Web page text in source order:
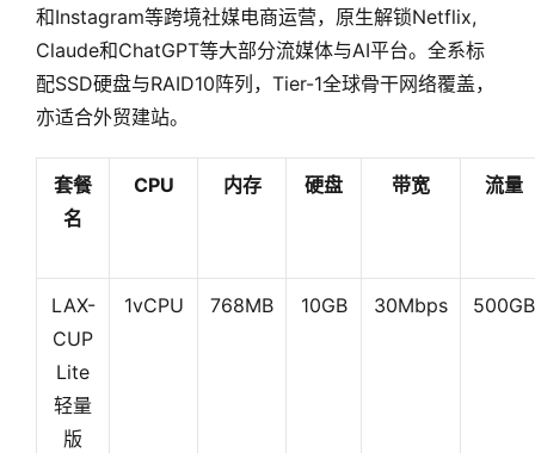
和Instagram等跨境社媒电商运营，原生解锁Netflix,
Claude和ChatGPT等大部分流媒体与AI平台。全系标
配SSD硬盘与RAID10阵列，Tier-1全球骨干网络覆盖，
亦适合外贸建站。
套餐
名
CPU 内存 硬盘 带宽 流量
LAX-
CUP
Lite
轻量
版
1vCPU 768MB 10GB 30Mbps 500GB